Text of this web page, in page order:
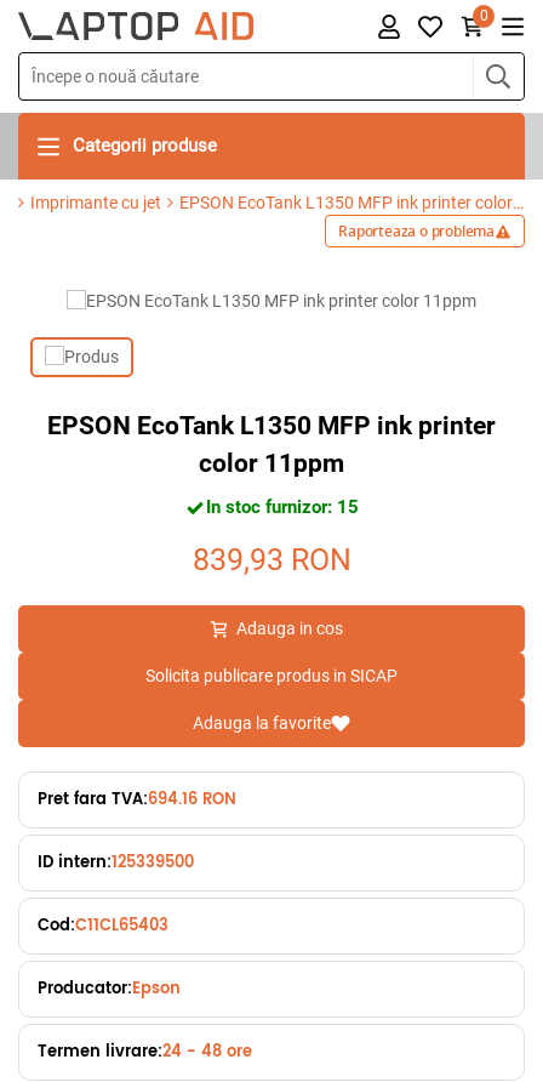
0
Categorii produse
Imprimante cu jet EPSON EcoTank L1350 MFP ink printer color 11ppm
Raporteaza o problema
EPSON EcoTank L1350 MFP ink printer
color 11ppm
In stoc furnizor: 15
839,93 RON
Adauga in cos
Solicita publicare produs in SICAP
Adauga la favorite
Pret fara TVA:694.16 RON
ID intern:125339500
Cod:C11CL65403
Producator:Epson
Termen livrare:24 - 48 ore